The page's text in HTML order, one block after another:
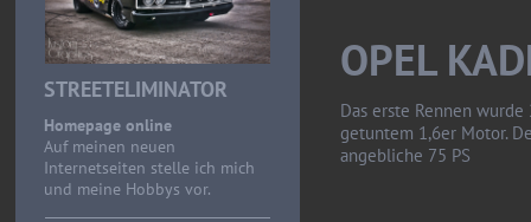
STREETELIMINATOR
Homepage online
Auf meinen neuen
Internetseiten stelle ich mich
und meine Hobbys vor.
OPEL
Das erste Rennen
getuntem 1,6er Motor.
angebliche 75 PS